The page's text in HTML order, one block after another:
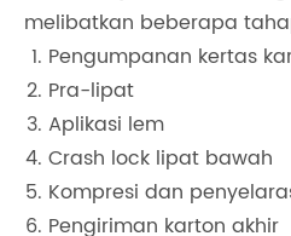
melibatkan beberapa
Pengumpanan kertas
Pra-lipat
Aplikasi lem
Crash lock lipat bawah
Kompresi dan
Pengiriman karton akhir